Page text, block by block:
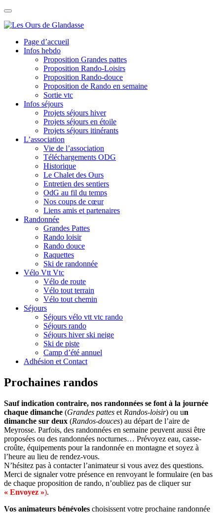
Skip
content
Page d’accueil
Infos hebdo
Proposition Grandes pattes
Proposition Rando-Loisirs
Proposition Rando-douce
Proposition de Rando en semaine
Sortie vtc
Infos séjours
Projets séjours hiver
Projets séjours en étoile
Projets séjours itinérants
L’association
Vie de l’association
Téléchargements ODG
Historique
Le Chalet des Ours
Entretien des sentiers
OdG au fil du temps
Nos coups de cœur
Liens amis et partenaires
Randonnée
Grandes Pattes
Rando loisir
Rando douce
Raquettes
Ski de randonnée
Vélo Vtt Vtc
Vélo de route
Vélo tout terrain
Vélo tout chemin
Séjours
Séjours vélo vtt vtc rando
Séjours rando
Séjours hiver ski neige
Ski de piste
Camp d’été annuel
Adhésion et Contact
Prochaines randos
Sauf indication contraire, nos randonnées se font à la journée
chaque dimanche (Grandes pattes et Randos-loisir) ou un
dimanche sur deux (Randos-douces) au départ de l’aire de
Meyrosse. Parfois, des randonnées en semaine peuvent aussi être
proposées ou des randonnées nocturnes… Prévoyez eau, casse-
croûte, équipements pour la randonnée en montagne et soyez à
l’heure au lieu de rendez-vous.
N’hésitez pas à contacter l’animateur si vous avez des questions.
Merci de signaler votre présence en renvoyant le formulaire (en bas
de chaque proposition de rando, n’oubliez pas de cliquer sur
« Envoyez »).
Vos animateurs bénévoles choisissent votre prochaine randonnée